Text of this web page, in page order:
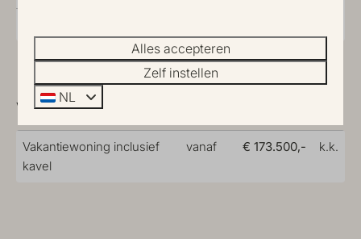
VRAAGPRIJS
Vakantiewoning inclusief
kavel
vanaf € 173.500,- k.k.
Alles accepteren
Zelf instellen
NL